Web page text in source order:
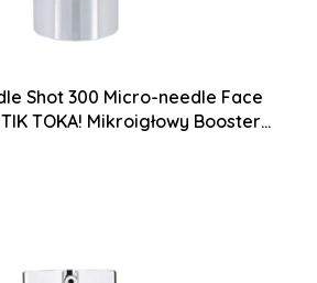
Shot 300 Micro-needle Face
TOKA! Mikroigłowy Booster
Skóry